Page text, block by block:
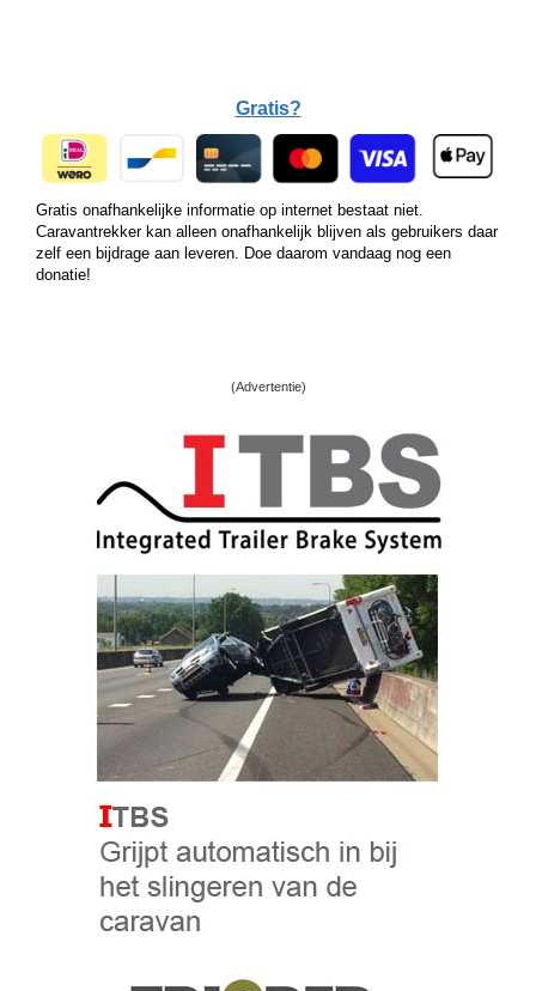
Gratis?
Gratis onafhankelijke informatie op internet bestaat niet.
Caravantrekker kan alleen onafhankelijk blijven als gebruikers daar
zelf een bijdrage aan leveren. Doe daarom vandaag nog een
donatie!
(Advertentie)